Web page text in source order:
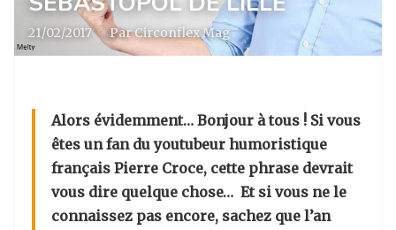
21/02/2017 · Par Circonflex Mag
Alors évidemment… Bonjour à tous ! Si vous
êtes un fan du youtubeur humoristique
français Pierre Croce, cette phrase devrait
vous dire quelque chose… Et si vous ne le
connaissez pas encore, sachez que l’an